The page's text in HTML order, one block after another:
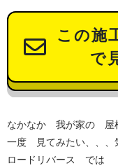
この施
で
なかなか 我が家の 屋
一度 見てみたい、、、
ロードリバース では